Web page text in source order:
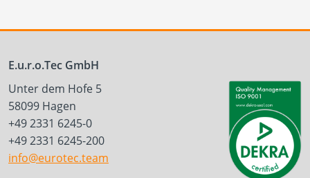
E.u.r.o.Tec GmbH
Unter dem Hofe 5
58099 Hagen
+49 2331 6245-0
+49 2331 6245-200
info@eurotec.team